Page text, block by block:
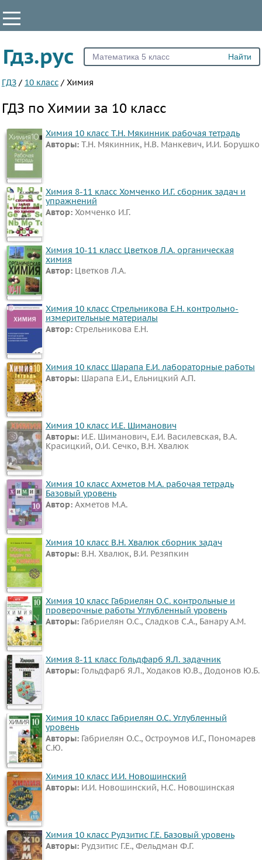
Все
7
9
10
11
ПРЕДМЕТЫ
Все
предметы
Математика
Английский
язык
Русский
язык
Алгебра
Геометрия
Физика
Химия
Немецкий
язык
Белорусский
язык
Французский
язык
Биология
История
Информатика
ОБЖ
География
Литература
Обществознание
Мед.
подготовка
Испанский
язык
Кубановедение
Казахский
язык
ВИДЕОРЕШЕНИЯ
Гдз.рус
ГДЗ / 10 класс / Химия
ГДЗ по Химии за 10 класс
Химия 10 класс Т.Н. Мякинник рабочая тетрадь
Авторы: Т.Н. Мякинник, Н.В. Манкевич, И.И. Борушко
Химия 8-11 класс Хомченко И.Г. сборник задач и
упражнений
Автор: Хомченко И.Г.
Химия 10-11 класс Цветков Л.А. органическая
химия
Автор: Цветков Л.А.
Химия 10 класс Стрельникова Е.Н. контрольно-
измерительные материалы
Автор: Стрельникова Е.Н.
Химия 10 класс Шарапа Е.И. лабораторные работы
Авторы: Шарапа Е.И., Ельницкий А.П.
Химия 10 класс И.Е. Шиманович
Авторы: И.Е. Шиманович, Е.И. Василевская, В.А.
Красицкий, О.И. Сечко, В.Н. Хвалюк
Химия 10 класс Ахметов М.А. рабочая тетрадь
Базовый уровень
Автор: Ахметов М.А.
Химия 10 класс В.Н. Хвалюк сборник задач
Авторы: В.Н. Хвалюк, В.И. Резяпкин
Химия 10 класс Габриелян О.С. контрольные и
проверочные работы Углубленный уровень
Авторы: Габриелян О.С., Сладков С.А., Банару А.М.
Химия 8-11 класс Гольдфарб Я.Л. задачник
Авторы: Гольдфарб Я.Л., Ходаков Ю.В., Додонов Ю.Б.
Химия 10 класс Габриелян О.С. Углубленный
уровень
Авторы: Габриелян О.С., Остроумов И.Г., Пономарев
С.Ю.
Химия 10 класс И.И. Новошинский
Авторы: И.И. Новошинский, Н.С. Новошинская
Химия 10 класс Рудзитис Г.Е. Базовый уровень
Авторы: Рудзитис Г.Е., Фельдман Ф.Г.